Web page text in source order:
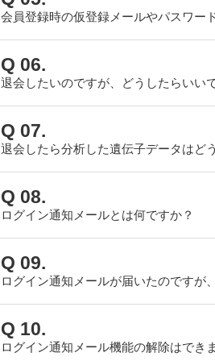
会員登録時の仮登録メールやパスワー
Q 06.
退会したいのですが、どうしたらいい
Q 07.
退会したら分析した遺伝子データはど
Q 08.
ログイン通知メールとは何ですか？
Q 09.
ログイン通知メールが届いたのですが
Q 10.
ログイン通知メール機能の解除はでき